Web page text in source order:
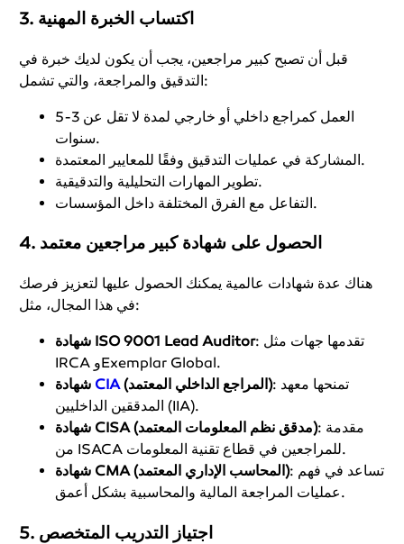
3. اكتساب الخبرة المهنية
قبل أن تصبح كبير مراجعين، يجب أن يكون لديك خبرة في
التدقيق والمراجعة، والتي تشمل:
العمل كمراجع داخلي أو خارجي لمدة لا تقل عن 3-5
سنوات.
المشاركة في عمليات التدقيق وفقًا للمعايير المعتمدة.
تطوير المهارات التحليلية والتدقيقية.
التفاعل مع الفرق المختلفة داخل المؤسسات.
4. الحصول على شهادة كبير مراجعين معتمد
هناك عدة شهادات عالمية يمكنك الحصول عليها لتعزيز فرصك
في هذا المجال، مثل:
شهادة ISO 9001 Lead Auditor: تقدمها جهات مثل
IRCA وExemplar Global.
شهادة CIA (المراجع الداخلي المعتمد): تمنحها معهد
المدققين الداخليين (IIA).
شهادة CISA (مدقق نظم المعلومات المعتمد): مقدمة
من ISACA للمراجعين في قطاع تقنية المعلومات.
شهادة CMA (المحاسب الإداري المعتمد): تساعد في فهم
عمليات المراجعة المالية والمحاسبية بشكل أعمق.
5. اجتياز التدريب المتخصص